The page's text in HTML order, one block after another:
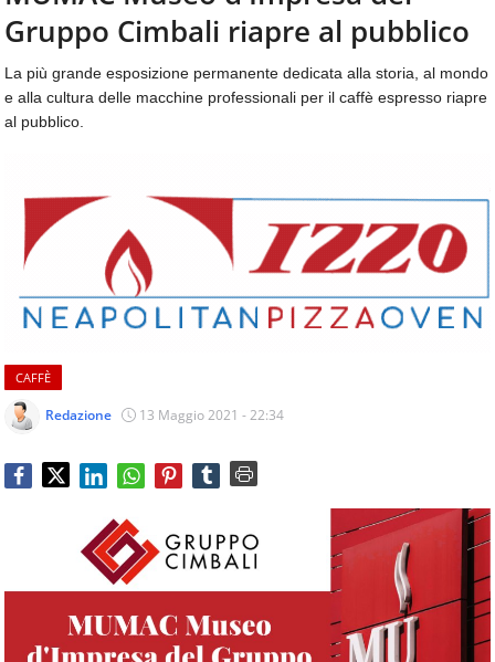
aggiornamenti
quotidiani
temi
come
ospitalità,
&
beverage,
catering
e
quotidiani
mondo
dell'alimentazione,
dei
consumi
le
novità
CONTATTI
Gruppo Cimbali riapre al pubblico
La più grande esposizione permanente dedicata alla storia, al mondo
e alla cultura delle macchine professionali per il caffè espresso riapre
al pubblico.
CAFFÈ
Redazione 13 Maggio 2021 - 22:34